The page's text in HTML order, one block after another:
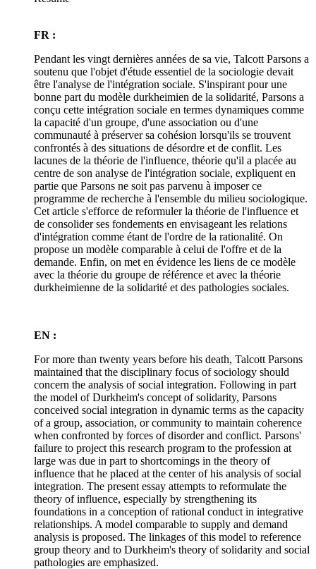
FR :
Pendant les vingt dernières années de sa vie, Talcott Parsons a
soutenu que l'objet d'étude essentiel de la sociologie devait
être l'analyse de l'intégration sociale. S'inspirant pour une
bonne part du modèle durkheimien de la solidarité, Parsons a
conçu cette intégration sociale en termes dynamiques comme
la capacité d'un groupe, d'une association ou d'une
communauté à préserver sa cohésion lorsqu'ils se trouvent
confrontés à des situations de désordre et de conflit. Les
lacunes de la théorie de l'influence, théorie qu'il a placée au
centre de son analyse de l'intégration sociale, expliquent en
partie que Parsons ne soit pas parvenu à imposer ce
programme de recherche à l'ensemble du milieu sociologique.
Cet article s'efforce de reformuler la théorie de l'influence et
de consolider ses fondements en envisageant les relations
d'intégration comme étant de l'ordre de la rationalité. On
propose un modèle comparable à celui de l'offre et de la
demande. Enfin, on met en évidence les liens de ce modèle
avec la théorie du groupe de référence et avec la théorie
durkheimienne de la solidarité et des pathologies sociales.
EN :
For more than twenty years before his death, Talcott Parsons
maintained that the disciplinary focus of sociology should
concern the analysis of social integration. Following in part
the model of Durkheim's concept of solidarity, Parsons
conceived social integration in dynamic terms as the capacity
of a group, association, or community to maintain coherence
when confronted by forces of disorder and conflict. Parsons'
failure to project this research program to the profession at
large was due in part to shortcomings in the theory of
influence that he placed at the center of his analysis of social
integration. The present essay attempts to reformulate the
theory of influence, especially by strengthening its
foundations in a conception of rational conduct in integrative
relationships. A model comparable to supply and demand
analysis is proposed. The linkages of this model to reference
group theory and to Durkheim's theory of solidarity and social
pathologies are emphasized.